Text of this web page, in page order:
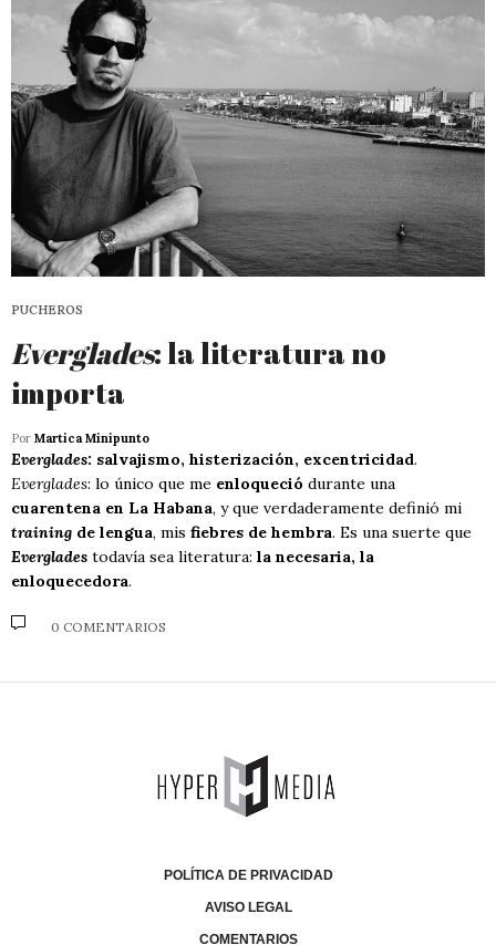
PUCHEROS
Everglades: la literatura no
importa
Por Martica Minipunto
Everglades: salvajismo, histerización, excentricidad.
Everglades: lo único que me enloqueció durante una
cuarentena en La Habana, y que verdaderamente definió mi
training de lengua, mis fiebres de hembra. Es una suerte que
Everglades todavía sea literatura: la necesaria, la
enloquecedora.
0 COMENTARIOS
POLÍTICA DE PRIVACIDAD
AVISO LEGAL
COMENTARIOS